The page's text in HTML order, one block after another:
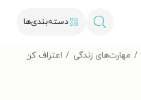
دسته‌بندی‌ها
مهارت‌های زندگی اعتراف کن گاهی